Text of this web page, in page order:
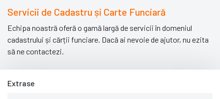
Servicii de Cadastru și Carte Funciară
Echipa noastră oferă o gamă largă de servicii în domeniul
cadastrului și cărții funciare. Dacă ai nevoie de ajutor, nu ezita
să ne contactezi.
Extrase